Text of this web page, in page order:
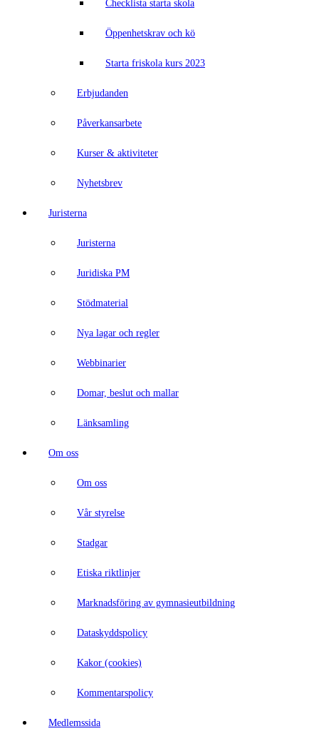
Checklista starta skola
Öppenhetskrav och kö
Starta friskola kurs 2023
Erbjudanden
Påverkansarbete
Kurser & aktiviteter
Nyhetsbrev
Juristerna
Juristerna
Juridiska PM
Stödmaterial
Nya lagar och regler
Webbinarier
Domar, beslut och mallar
Länksamling
Om oss
Om oss
Vår styrelse
Stadgar
Etiska riktlinjer
Marknadsföring av gymnasieutbildning
Dataskyddspolicy
Kakor (cookies)
Kommentarspolicy
Medlemssida